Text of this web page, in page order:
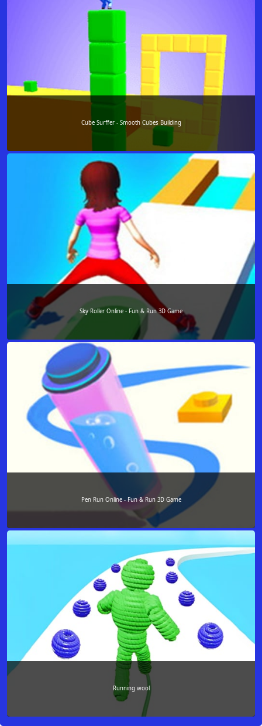
Cube Surffer - Smooth Cubes Building
Sky Roller Online - Fun & Run 3D Game
Pen Run Online - Fun & Run 3D Game
Running wool